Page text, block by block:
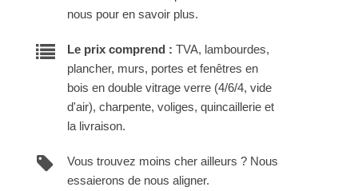
nous pour en savoir plus.
Le prix comprend : TVA, lambourdes,
plancher, murs, portes et fenêtres en
bois en double vitrage verre (4/6/4, vide
d'air), charpente, voliges, quincaillerie et
la livraison.
Vous trouvez moins cher ailleurs ? Nous
essaierons de nous aligner.